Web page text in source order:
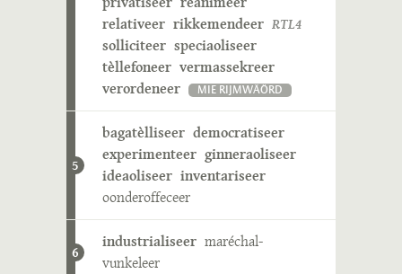
relativeer rikkemendeer RTL4
solliciteer speciaoliseer
tèllefoneer vermassekreer
verordeneer
MIE RIJMWÄÖRD
5
bagatèlliseer democratiseer
experimenteer ginneraoliseer
ideaoliseer inventariseer
oonderoffeceer
6
industrialiseer maréchal-
vunkeleer